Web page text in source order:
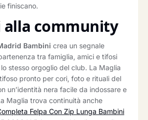
finiscano.
alla community
Bambini crea un segnale
tra famiglia, amici e tifosi
stesso orgoglio del club. La Maglia
pronto per cori, foto e rituali del
un’identità nera facile da indossare e
Maglia trova continuità anche
Felpa Con Zip Lunga Bambini